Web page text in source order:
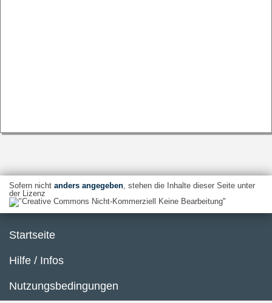
Sofern nicht anders angegeben, stehen die Inhalte dieser Seite unter
der Lizenz
Startseite
Hilfe / Infos
Nutzungsbedingungen